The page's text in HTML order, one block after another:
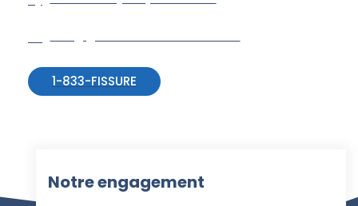
1-833-FISSURE
Notre engagement